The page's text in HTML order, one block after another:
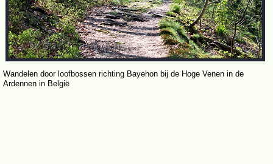
Wandelen door loofbossen richting Bayehon bij de Hoge Venen in de
Ardennen in België